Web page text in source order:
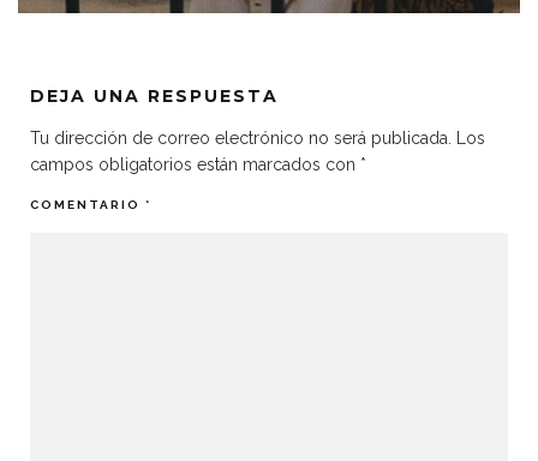
DEJA UNA RESPUESTA
Tu dirección de correo electrónico no será publicada. Los
campos obligatorios están marcados con *
COMENTARIO *